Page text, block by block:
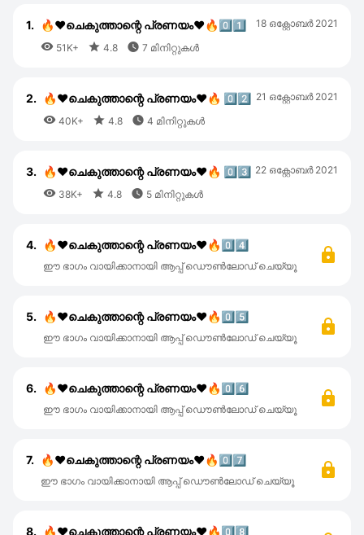
1. 🔥❤ചെകുത്താന്റെ പ്രണയം❤🔥0️⃣1️⃣
 51K+  4.8  7 മിനിറ്റുകൾ
18 ഒക്റ്റോബര്‍ 2021
2. 🔥❤ചെകുത്താന്റെ പ്രണയം❤🔥 0️⃣2️⃣
 40K+  4.8  4 മിനിറ്റുകൾ
21 ഒക്റ്റോബര്‍ 2021
3. 🔥❤ചെകുത്താന്റെ പ്രണയം❤🔥 0️⃣3️⃣
 38K+  4.8  5 മിനിറ്റുകൾ
22 ഒക്റ്റോബര്‍ 2021
4. 🔥❤ചെകുത്താന്റെ പ്രണയം❤🔥0️⃣4️⃣
ഈ ഭാഗം വായിക്കാനായി ആപ്പ് ഡൌൺലോഡ് ചെയ്യൂ
5. 🔥❤ചെകുത്താന്റെ പ്രണയം❤🔥0️⃣5️⃣
ഈ ഭാഗം വായിക്കാനായി ആപ്പ് ഡൌൺലോഡ് ചെയ്യൂ
6. 🔥❤ചെകുത്താന്റെ പ്രണയം❤🔥0️⃣6️⃣
ഈ ഭാഗം വായിക്കാനായി ആപ്പ് ഡൌൺലോഡ് ചെയ്യൂ
7. 🔥❤ചെകുത്താന്റെ പ്രണയം❤🔥0️⃣7️⃣
ഈ ഭാഗം വായിക്കാനായി ആപ്പ് ഡൌൺലോഡ് ചെയ്യൂ
8. 🔥❤ചെകുത്താന്റെ പ്രണയം❤🔥0️⃣8️⃣